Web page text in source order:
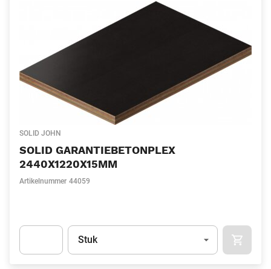
SOLID JOHN
SOLID GARANTIEBETONPLEX
2440X1220X15MM
Artikelnummer 44059
Eenheid
Stuk IN